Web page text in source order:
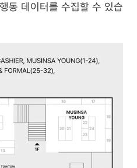
동 데이터를 수집할 수 있습